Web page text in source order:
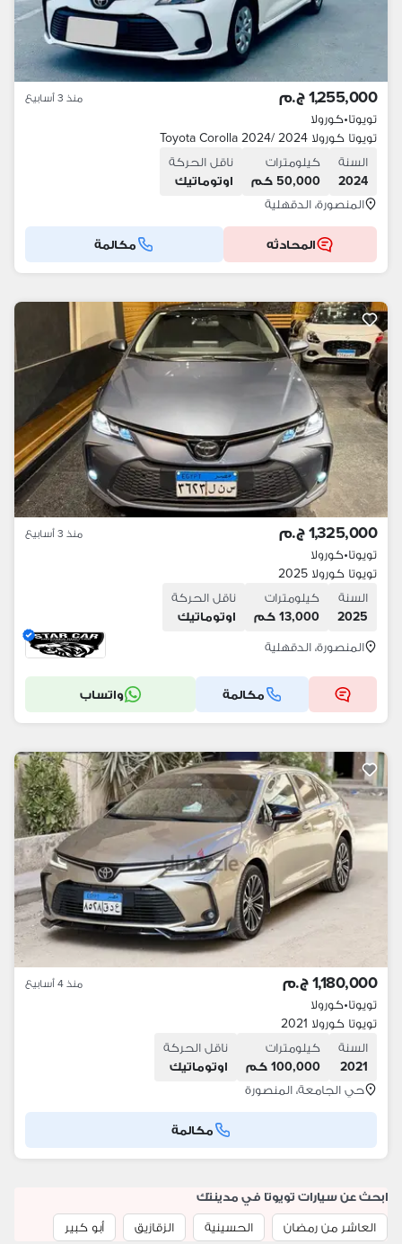
1,255,000 ج.م منذ 3 أسابيع
تويوتا•كورولا
تويوتا كورولا 2024 /Toyota Corolla 2024
السنة
2024
كيلومترات
50,000 كم
ناقل الحركة
اوتوماتيك
المنصورة، الدقهلية
المحادثه مكالمة
1,325,000 ج.م منذ 3 أسابيع
تويوتا•كورولا
تويوتا كورولا 2025
السنة
2025
كيلومترات
13,000 كم
ناقل الحركة
اوتوماتيك
المنصورة، الدقهلية
مكالمة واتساب
1,180,000 ج.م منذ 4 أسابيع
تويوتا•كورولا
تويوتا كورولا 2021
السنة
2021
كيلومترات
100,000 كم
ناقل الحركة
اوتوماتيك
حي الجامعة، المنصورة
مكالمة
ابحث عن سيارات تويوتا في مدينتك
العاشر من رمضان
الحسينية الزقازيق أبو كبير